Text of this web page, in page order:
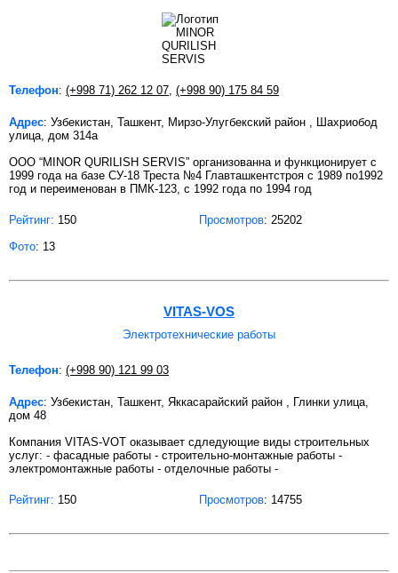
Телефон: (+998 71) 262 12 07 (+998 90) 175 84 59
Адрес: Узбекистан, Ташкент, Мирзо-Улугбекский район , Шахриобод
улица, дом 314а
OOO “MINOR QURILISH SERVIS” организованна и функционирует с
1999 года на базе СУ-18 Треста №4 Главташкентстроя с 1989 по1992
год и переименован в ПМК-123, с 1992 года по 1994 год
Рейтинг: 150 Просмотров: 25202
Фото: 13
VITAS-VOS
Электротехнические работы
Телефон: (+998 90) 121 99 03
Адрес: Узбекистан, Ташкент, Яккасарайский район , Глинки улица,
дом 48
Компания VITAS-VOT оказывает сдледующие виды строительных
услуг: - фасадные работы - строительно-монтажные работы -
электромонтажные работы - отделочные работы -
Рейтинг: 150 Просмотров: 14755